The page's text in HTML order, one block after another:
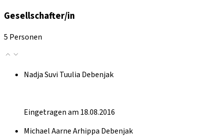
Gesellschafter/in
5 Personen
Nadja Suvi Tuulia Debenjak
Eingetragen am 18.08.2016
Michael Aarne Arhippa Debenjak